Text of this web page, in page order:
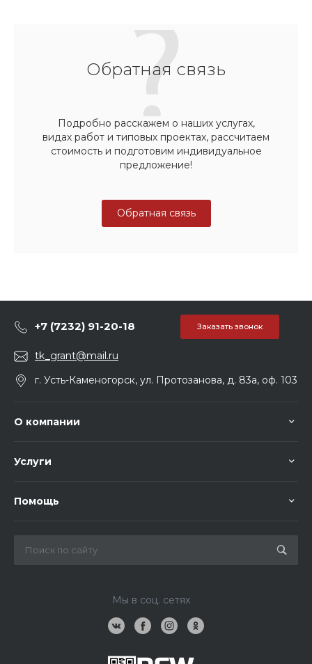
Обратная связь
Подробно расскажем о наших услугах,
видах работ и типовых проектах, рассчитаем
стоимость и подготовим индивидуальное
предложение!
Обратная связь
+7 (7232) 91-20-18 Заказать звонок
tk_grant@mail.ru
г. Усть-Каменогорск, ул. Протозанова, д. 83а, оф. 103
О компании
Услуги
Помощь
Мы в соц. сетях